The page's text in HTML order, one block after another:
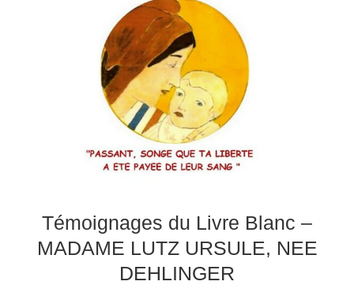
Témoignages du Livre Blanc –
MADAME LUTZ URSULE, NEE
DEHLINGER